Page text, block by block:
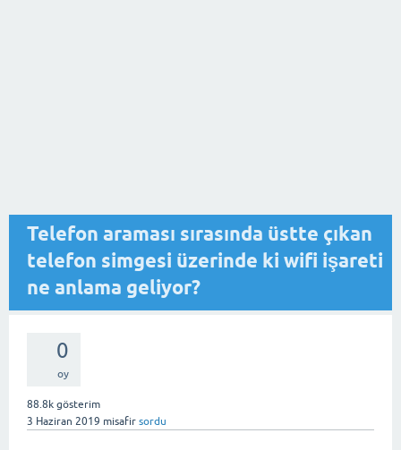
Telefon araması sırasında üstte çıkan
telefon simgesi üzerinde ki wifi işareti
ne anlama geliyor?
0
oy
88.8k gösterim
3 Haziran 2019 misafir sordu